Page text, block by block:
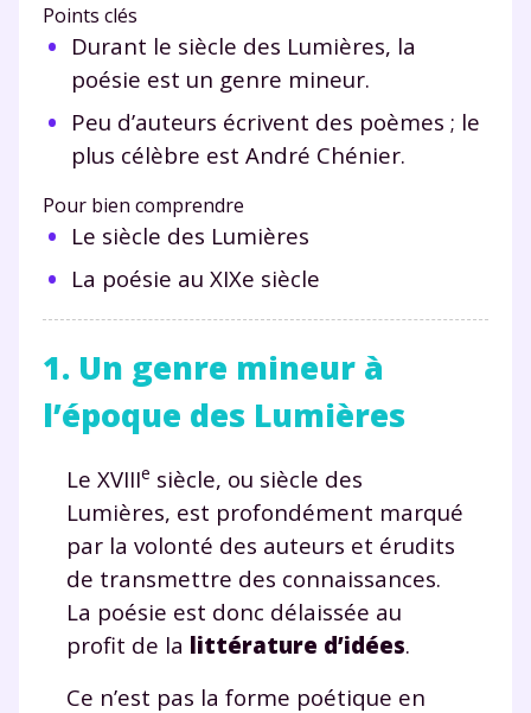
Points clés
Durant le siècle des Lumières, la
poésie est un genre mineur.
Peu d’auteurs écrivent des poèmes ; le
plus célèbre est André Chénier.
Pour bien comprendre
Le siècle des Lumières
La poésie au XIXe siècle
1. Un genre mineur à
l’époque des Lumières
Le XVIIIe siècle, ou siècle des
Lumières, est profondément marqué
par la volonté des auteurs et érudits
de transmettre des connaissances.
La poésie est donc délaissée au
profit de la littérature d’idées.
Ce n’est pas la forme poétique en